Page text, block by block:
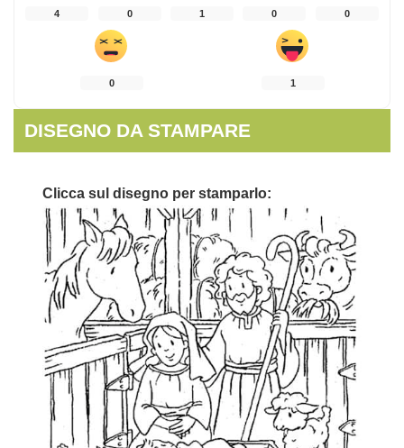
4 0 1 0 0
0 1
DISEGNO DA STAMPARE
Clicca sul disegno per stamparlo: